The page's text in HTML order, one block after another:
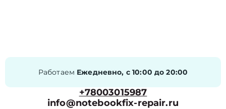
Работаем Ежедневно, с 10:00 до 20:00
+78003015987
info@notebookfix-repair.ru